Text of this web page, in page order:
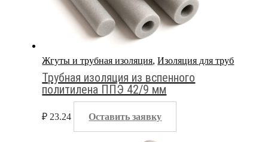
Жгуты и трубная изоляция,Изоляция для труб
Трубная изоляция из вспенного
политилена ППЭ 42/9 мм
₽ 23.24 Оставить заявку